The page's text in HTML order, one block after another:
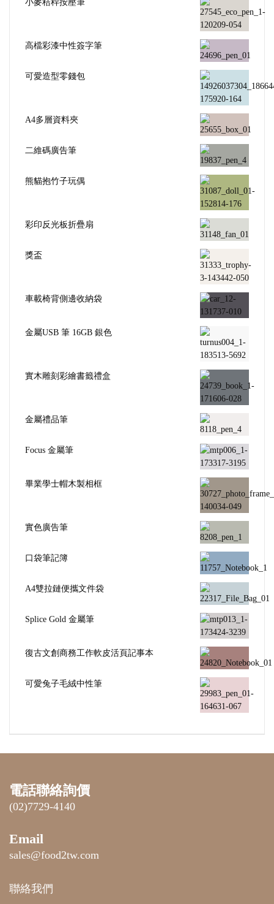
小麥秸稈按壓筆
高檔彩漆中性簽字筆
可愛造型零錢包
A4多層資料夾
二維碼廣告筆
熊貓抱竹子玩偶
彩印反光板折疊扇
獎盃
車載椅背側邊收納袋
金屬USB 筆 16GB 銀色
實木雕刻彩繪書籤禮盒
金屬禮品筆
Focus 金屬筆
畢業學士帽木製相框
實色廣告筆
口袋筆記簿
A4雙拉鏈便攜文件袋
Splice Gold 金屬筆
復古文創商務工作軟皮活頁記事本
可愛兔子毛絨中性筆
電話聯絡詢價
(02)7729-4140
Email
sales@food2tw.com
聯絡我們